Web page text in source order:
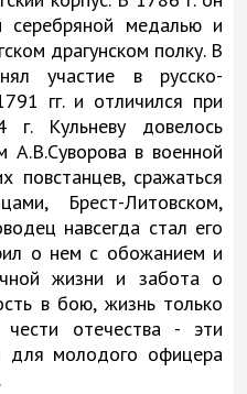
серебряной медалью и
драгунском полку. В
участие в русско-
гг. и отличился при
Кульневу довелось
А.В.Суворова в военной
повстанцев, сражаться
Брест-Литовском,
навсегда стал его
о нем с обожанием и
жизни и забота о
в бою, жизнь только
отечества - эти
для молодого офицера